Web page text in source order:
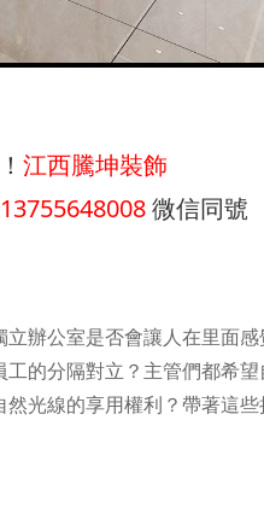
江西騰坤裝飾
微信同號
辦公室是否會讓人在里面
的分隔對立？主管們都希
光線的享用權利？帶著這